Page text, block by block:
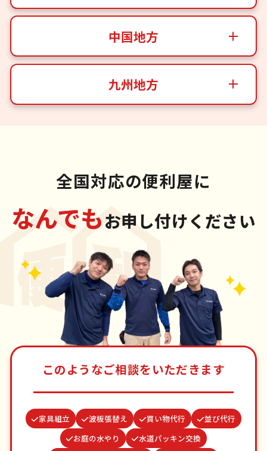
中国地方
九州地方
全国対応の便利屋に
なんでもお申し付けください
このようなご相談をいただきます
家具組立 波板張替え 買い物代行
並び代行
お庭の水やり
水道パッキン交換